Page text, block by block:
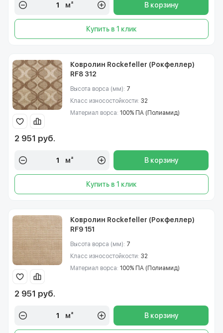
м² В корзину
Купить в 1 клик
Ковролин Rockefeller (Рокфеллер)
RF8 312
Высота ворса (мм): 7
Класс износостойкости: 32
Материал ворса: 100% ПА (Полиамид)
2 951 руб.
м² В корзину
Купить в 1 клик
Ковролин Rockefeller (Рокфеллер)
RF9 151
Высота ворса (мм): 7
Класс износостойкости: 32
Материал ворса: 100% ПА (Полиамид)
2 951 руб.
м² В корзину